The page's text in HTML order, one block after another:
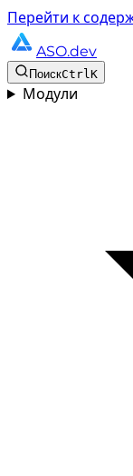
Перейти к
ASO.dev
ПоискCtrlK
Модули